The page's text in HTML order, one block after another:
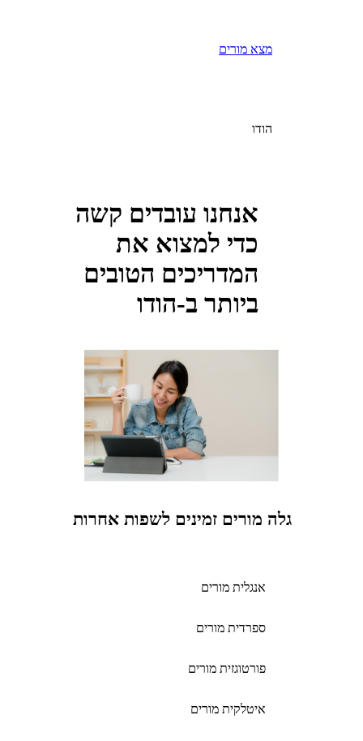
מצא מורים
הודו
אנחנו עובדים קשה
כדי למצוא את
המדריכים הטובים
ביותר ב-הודו
גלה מורים זמינים לשפות אחרות
אנגלית מורים
ספרדית מורים
פורטוגזית מורים
איטלקית מורים